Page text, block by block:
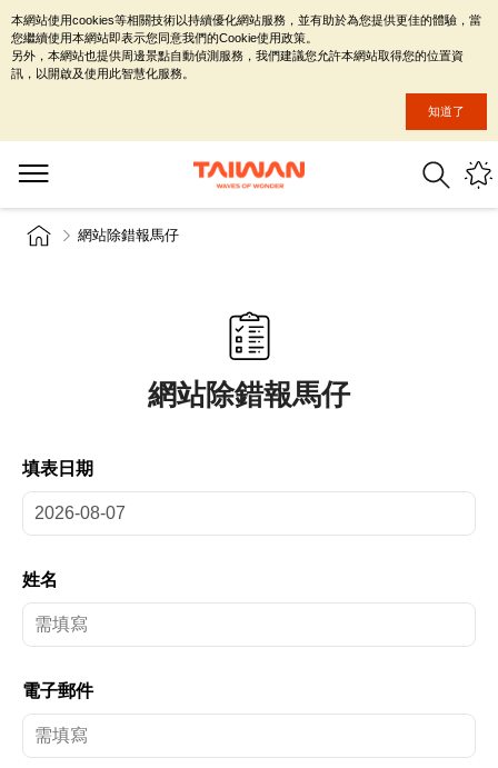
網站除錯報馬仔
網站除錯報馬仔
填表日期
姓名
電子郵件
本網站使用cookies等相關技術以持續優化網站服務，並有助於為您提供更佳的體驗，當
您繼續使用本網站即表示您同意我們的Cookie使用政策。
另外，本網站也提供周邊景點自動偵測服務，我們建議您允許本網站取得您的位置資
訊，以開啟及使用此智慧化服務。
知道了